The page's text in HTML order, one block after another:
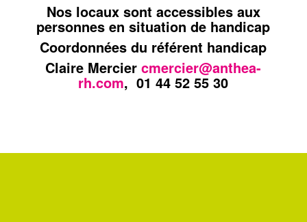
Nos locaux sont accessibles aux
personnes en situation de handicap
Coordonnées du référent handicap
Claire Merciercmercier@anthea-
rh.com, 01 44 52 55 30